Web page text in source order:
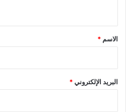
*
الاسم *
البريد الإلكتروني*